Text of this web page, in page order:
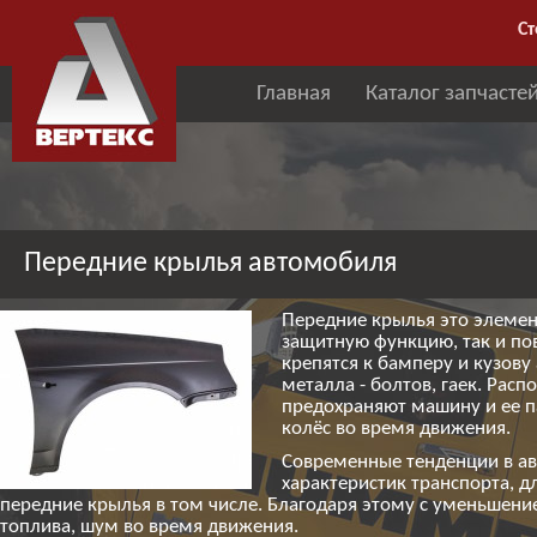
Главная Каталог
Передние крылья автомобиля
Передние крылья это
защитную функцию, так и
крепятся к бамперу и
металла - болтов, гаек.
предохраняют машину и ее
колёс во время движения.
Современные тенденции в
характеристик
передние крылья в том числе. Благодаря этому с
топлива, шум во время движения.